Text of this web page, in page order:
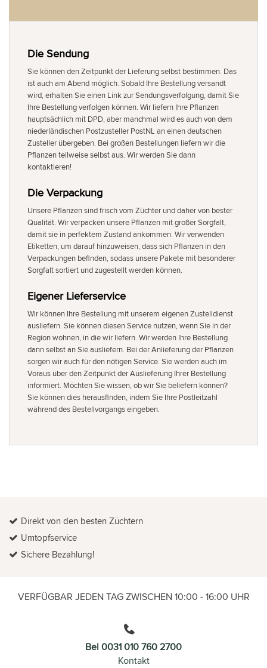
Die Sendung
Sie können den Zeitpunkt der Lieferung selbst bestimmen. Das
ist auch am Abend möglich. Sobald Ihre Bestellung versandt
wird, erhalten Sie einen Link zur Sendungsverfolgung, damit Sie
Ihre Bestellung verfolgen können. Wir liefern Ihre Pflanzen
hauptsächlich mit DPD, aber manchmal wird es auch von dem
niederländischen Postzusteller PostNL an einen deutschen
Zusteller übergeben. Bei großen Bestellungen liefern wir die
Pflanzen teilweise selbst aus. Wir werden Sie dann
kontaktieren!
Die Verpackung
Unsere Pflanzen sind frisch vom Züchter und daher von bester
Qualität. Wir verpacken unsere Pflanzen mit großer Sorgfalt,
damit sie in perfektem Zustand ankommen. Wir verwenden
Etiketten, um darauf hinzuweisen, dass sich Pflanzen in den
Verpackungen befinden, sodass unsere Pakete mit besonderer
Sorgfalt sortiert und zugestellt werden können.
Eigener Lieferservice
Wir können Ihre Bestellung mit unserem eigenen Zustelldienst
ausliefern. Sie können diesen Service nutzen, wenn Sie in der
Region wohnen, in die wir liefern. Wir werden Ihre Bestellung
dann selbst an Sie ausliefern. Bei der Anlieferung der Pflanzen
sorgen wir auch für den nötigen Service. Sie werden auch im
Voraus über den Zeitpunkt der Auslieferung Ihrer Bestellung
informiert. Möchten Sie wissen, ob wir Sie beliefern können?
Sie können dies herausfinden, indem Sie Ihre Postleitzahl
während des Bestellvorgangs eingeben.
Direkt von den besten Züchtern
Umtopfservice
Sichere Bezahlung!
VERFÜGBAR JEDEN TAG ZWISCHEN 10:00 - 16:00 UHR
Bel 0031 010 760 2700
Kontakt